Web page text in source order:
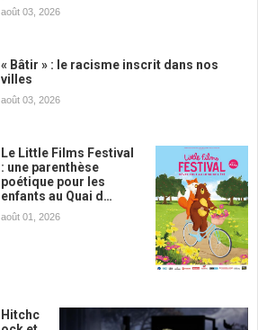
août 03, 2026
« Bâtir » : le racisme inscrit dans nos
villes
août 03, 2026
Le Little Films Festival
: une parenthèse
poétique pour les
enfants au Quai d…
août 01, 2026
Hitchc